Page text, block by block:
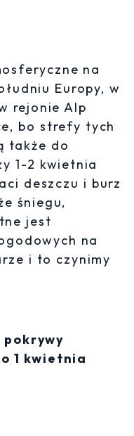
na
Europy, w
rejonie Alp
bo strefy tych
także do
1-2 kwietnia
deszczu i burz
śniegu,
jest
na
i to czynimy
pokrywy
1 kwietnia